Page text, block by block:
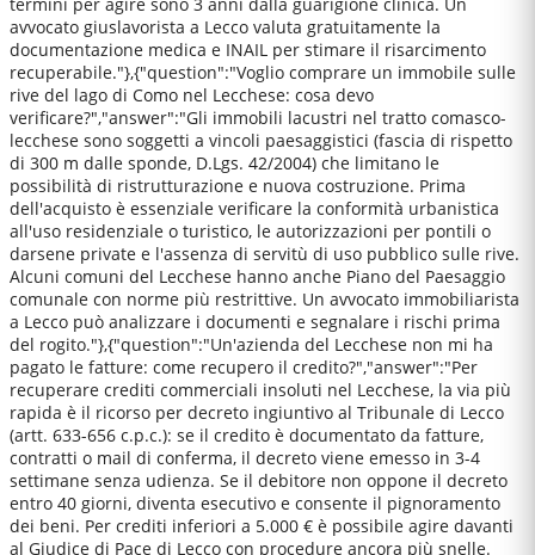
avvocato giuslavorista a Lecco valuta gratuitamente la
documentazione medica e INAIL per stimare il risarcimento
recuperabile."},{"question":"Voglio comprare un immobile sulle
rive del lago di Como nel Lecchese: cosa devo
verificare?","answer":"Gli immobili lacustri nel tratto comasco-
lecchese sono soggetti a vincoli paesaggistici (fascia di rispetto
di 300 m dalle sponde, D.Lgs. 42/2004) che limitano le
possibilità di ristrutturazione e nuova costruzione. Prima
dell'acquisto è essenziale verificare la conformità urbanistica
all'uso residenziale o turistico, le autorizzazioni per pontili o
darsene private e l'assenza di servitù di uso pubblico sulle rive.
Alcuni comuni del Lecchese hanno anche Piano del Paesaggio
comunale con norme più restrittive. Un avvocato immobiliarista
a Lecco può analizzare i documenti e segnalare i rischi prima
del rogito."},{"question":"Un'azienda del Lecchese non mi ha
pagato le fatture: come recupero il credito?","answer":"Per
recuperare crediti commerciali insoluti nel Lecchese, la via più
rapida è il ricorso per decreto ingiuntivo al Tribunale di Lecco
(artt. 633-656 c.p.c.): se il credito è documentato da fatture,
contratti o mail di conferma, il decreto viene emesso in 3-4
settimane senza udienza. Se il debitore non oppone il decreto
entro 40 giorni, diventa esecutivo e consente il pignoramento
dei beni. Per crediti inferiori a 5.000 € è possibile agire davanti
al Giudice di Pace di Lecco con procedure ancora più snelle.